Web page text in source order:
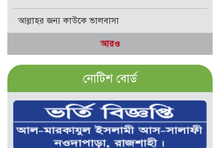
আল্লাহর জন্য কাউকে ভালবাসা
আরও
নোটিশ বোর্ড